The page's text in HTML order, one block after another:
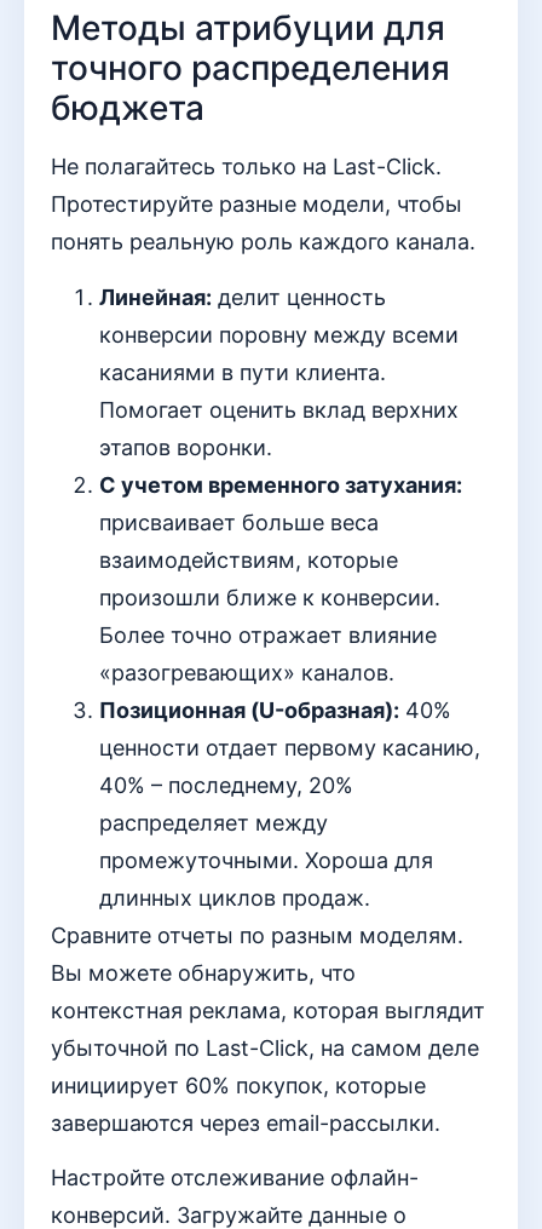
Методы атрибуции для
точного распределения
бюджета
Не полагайтесь только на Last-Click.
Протестируйте разные модели, чтобы
понять реальную роль каждого канала.
Линейная: делит ценность
конверсии поровну между всеми
касаниями в пути клиента.
Помогает оценить вклад верхних
этапов воронки.
С учетом временного затухания:
присваивает больше веса
взаимодействиям, которые
произошли ближе к конверсии.
Более точно отражает влияние
«разогревающих» каналов.
Позиционная (U-образная): 40%
ценности отдает первому касанию,
40% – последнему, 20%
распределяет между
промежуточными. Хороша для
длинных циклов продаж.
Сравните отчеты по разным моделям.
Вы можете обнаружить, что
контекстная реклама, которая выглядит
убыточной по Last-Click, на самом деле
инициирует 60% покупок, которые
завершаются через email-рассылки.
Настройте отслеживание офлайн-
конверсий. Загружайте данные о